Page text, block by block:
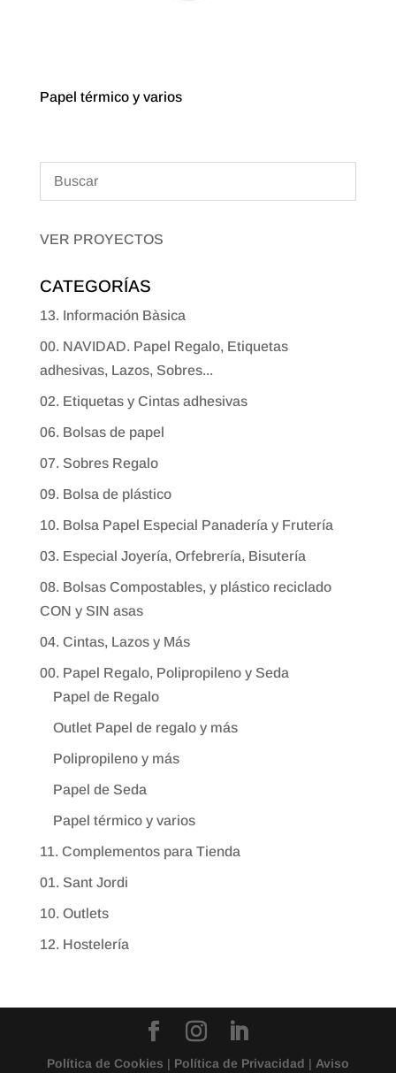
Papel térmico y varios
VER PROYECTOS
CATEGORÍAS
13. Información Bàsica
00. NAVIDAD. Papel Regalo, Etiquetas
adhesivas, Lazos, Sobres...
02. Etiquetas y Cintas adhesivas
06. Bolsas de papel
07. Sobres Regalo
09. Bolsa de plástico
10. Bolsa Papel Especial Panadería y Frutería
03. Especial Joyería, Orfebrería, Bisutería
08. Bolsas Compostables, y plástico reciclado
CON y SIN asas
04. Cintas, Lazos y Más
00. Papel Regalo, Polipropileno y Seda
Papel de Regalo
Outlet Papel de regalo y más
Polipropileno y más
Papel de Seda
Papel térmico y varios
11. Complementos para Tienda
01. Sant Jordi
10. Outlets
12. Hostelería
Política de Cookies | Política de Privacidad | Aviso